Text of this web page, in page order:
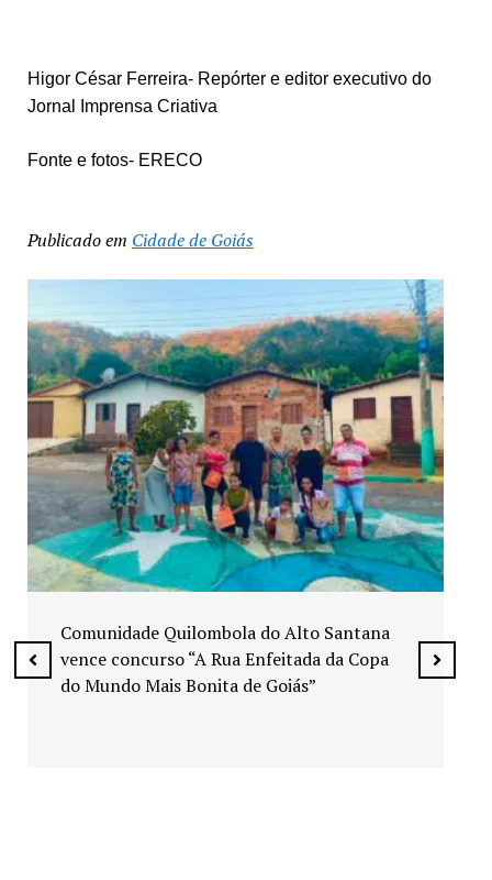
Higor César Ferreira- Repórter e editor executivo do
Jornal Imprensa Criativa
Fonte e fotos- ERECO
Publicado em Cidade de Goiás
Exposição “Arte em Cores” leva pinturas a
espaços públicos de Senador Canedo